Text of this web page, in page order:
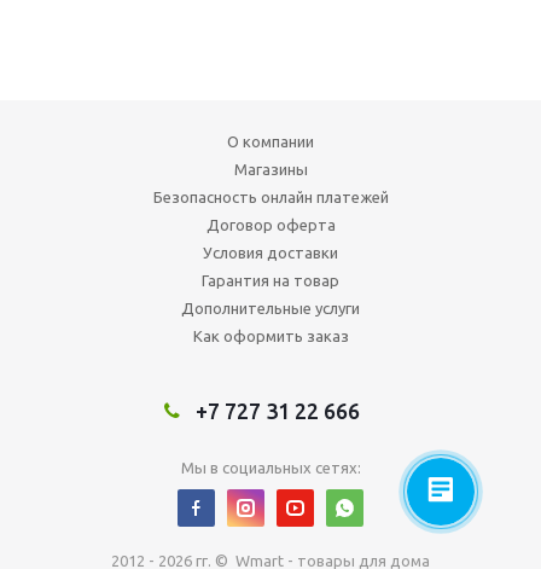
О компании
Магазины
Безопасность онлайн платежей
Договор оферта
Условия доставки
Гарантия на товар
Дополнительные услуги
Как оформить заказ
+7 727 31 22 666
Мы в социальных сетях:
2012 - 2026 гг. © Wmart - товары для дома